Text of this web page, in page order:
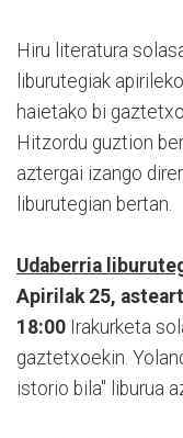
Hiru literatura
liburutegiak
haietako bi
Hitzordu guztion
aztergai izango
liburutegian bertan.
Udaberria
Apirilak 25,
18:00 Irakurketa
gaztetxoekin.
istorio bila" liburua